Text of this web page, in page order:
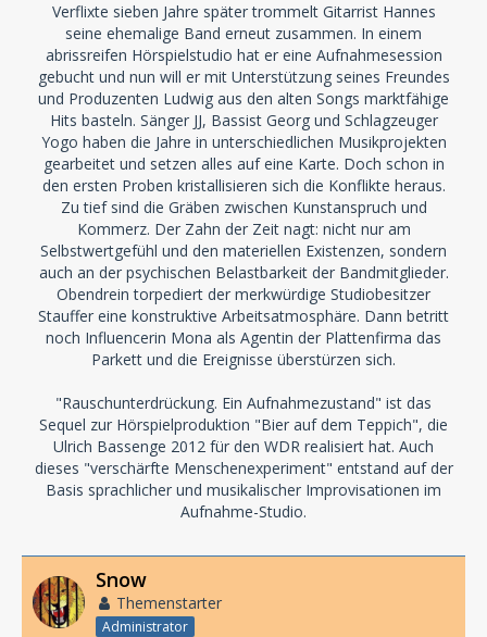
Verflixte sieben Jahre später trommelt Gitarrist Hannes
seine ehemalige Band erneut zusammen. In einem
abrissreifen Hörspielstudio hat er eine Aufnahmesession
gebucht und nun will er mit Unterstützung seines Freundes
und Produzenten Ludwig aus den alten Songs marktfähige
Hits basteln. Sänger JJ, Bassist Georg und Schlagzeuger
Yogo haben die Jahre in unterschiedlichen Musikprojekten
gearbeitet und setzen alles auf eine Karte. Doch schon in
den ersten Proben kristallisieren sich die Konflikte heraus.
Zu tief sind die Gräben zwischen Kunstanspruch und
Kommerz. Der Zahn der Zeit nagt: nicht nur am
Selbstwertgefühl und den materiellen Existenzen, sondern
auch an der psychischen Belastbarkeit der Bandmitglieder.
Obendrein torpediert der merkwürdige Studiobesitzer
Stauffer eine konstruktive Arbeitsatmosphäre. Dann betritt
noch Influencerin Mona als Agentin der Plattenfirma das
Parkett und die Ereignisse überstürzen sich.
"Rauschunterdrückung. Ein Aufnahmezustand" ist das
Sequel zur Hörspielproduktion "Bier auf dem Teppich", die
Ulrich Bassenge 2012 für den WDR realisiert hat. Auch
dieses "verschärfte Menschenexperiment" entstand auf der
Basis sprachlicher und musikalischer Improvisationen im
Aufnahme-Studio.
Snow
Themenstarter
Administrator